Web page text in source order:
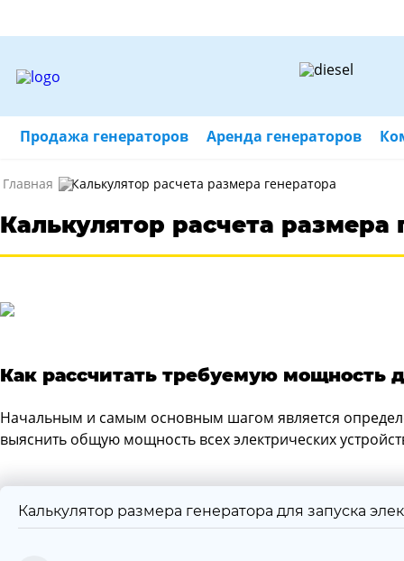
Продажа генераторов Аренда генераторов
Главная Калькулятор расчета размера генератора
Калькулятор расчета размера
Как рассчитать требуемую мощность
Начальным и самым основным шагом является
выяснить общую мощность всех электрических
Калькулятор размера генератора для запуска